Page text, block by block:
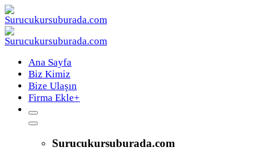
Ana Sayfa
Biz Kimiz
Bize Ulaşın
Firma Ekle+
Surucukursuburada.com